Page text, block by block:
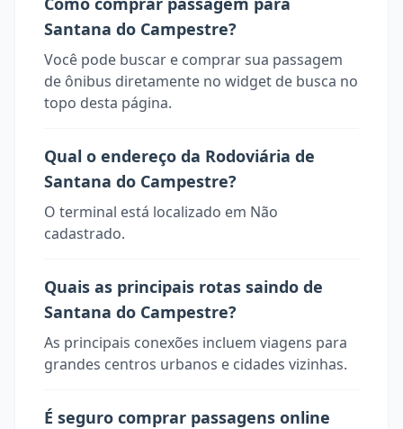
Santana do Campestre?
Você pode buscar e comprar sua passagem
de ônibus diretamente no widget de busca no
topo desta página.
Qual o endereço da Rodoviária de
Santana do Campestre?
O terminal está localizado em Não
cadastrado.
Quais as principais rotas saindo de
Santana do Campestre?
As principais conexões incluem viagens para
grandes centros urbanos e cidades vizinhas.
É seguro comprar passagens online